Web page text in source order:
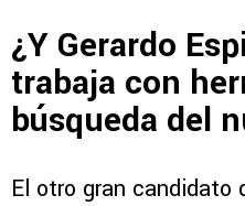
¿Y Gerardo
trabaja con
búsqueda del
El otro gran candidato